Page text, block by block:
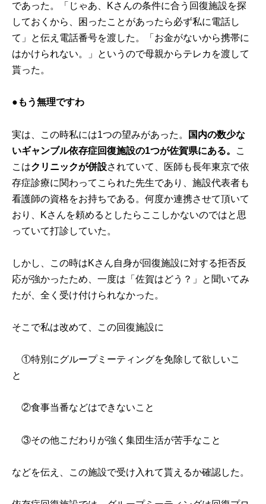
であった。「じゃあ、Kさんの条件に合う回復施設を探
しておくから、困ったことがあったら必ず私に電話し
て」と伝え電話番号を渡した。「お金がないから携帯に
はかけられない。」というので母親からテレカを渡して
貰った。
● もう無理ですわ
実は、この時私には1つの望みがあった。
国内の数少な
いギャンブル依存症回復施設の1つが佐賀県にある。
こ
こはクリニックが併設されていて、医師も長年東京で依
存症診療に関わってこられた先生であり、施設代表者も
看護師の資格をお持ちである。何度か連携させて頂いて
おり、Kさんを頼めるとしたらここしかないのではと思
っていて打診していた。
しかし、この時はKさん自身が回復施設に対する拒否反
応が強かったため、一度は「佐賀はどう？」と聞いてみ
たが、全く受け付けられなかった。
そこで私は改めて、この回復施設に
①特別にグループミーティングを免除して欲しいこ
と
②食事当番などはできないこと
③その他こだわりが強く集団生活が苦手なこと
などを伝え、この施設で受け入れて貰えるか確認した。